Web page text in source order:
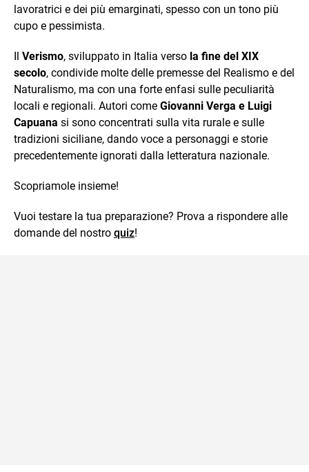
lavoratrici e dei più emarginati, spesso con un tono più
cupo e pessimista.
Il Verismo, sviluppato in Italia verso la fine del XIX
secolo, condivide molte delle premesse del Realismo e del
Naturalismo, ma con una forte enfasi sulle peculiarità
locali e regionali. Autori come Giovanni Verga e Luigi
Capuana si sono concentrati sulla vita rurale e sulle
tradizioni siciliane, dando voce a personaggi e storie
precedentemente ignorati dalla letteratura nazionale.
Scopriamole insieme!
Vuoi testare la tua preparazione? Prova a rispondere alle
domande del nostro quiz!